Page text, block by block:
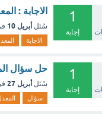
1
إجابة
الاجابة :
سُئل أبريل 10
الاجابة
1
إجابة
حل سؤال
سُئل أبريل 27
سؤال